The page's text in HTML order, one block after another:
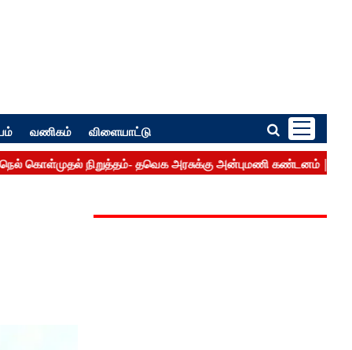
வணிகம் விளையாட்டு